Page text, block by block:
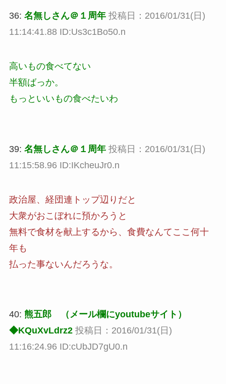
36: 名無しさん＠１周年 投稿日：2016/01/31(日)
11:14:41.88 ID:Us3c1Bo50.n
高いもの食べてない
半額ばっか。
もっといいもの食べたいわ
39: 名無しさん＠１周年 投稿日：2016/01/31(日)
11:15:58.96 ID:IKcheuJr0.n
政治屋、経団連トップ辺りだと
大衆がおこぼれに預かろうと
無料で食材を献上するから、食費なんてここ何十
年も
払った事ないんだろうな。
40: 熊五郎 （メール欄にyoutubeサイト）
◆KQuXvLdrz2 投稿日：2016/01/31(日)
11:16:24.96 ID:cUbJD7gU0.n